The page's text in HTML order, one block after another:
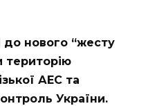
до нового “жесту
територію
АЕС та
України.